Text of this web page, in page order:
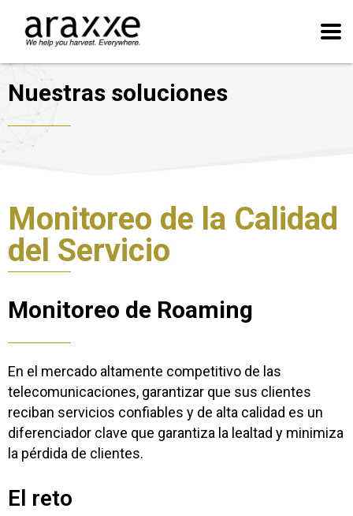
Nuestras soluciones
Monitoreo de la Calidad
del Servicio
Monitoreo de Roaming
En el mercado altamente competitivo de las
telecomunicaciones, garantizar que sus clientes
reciban servicios confiables y de alta calidad es un
diferenciador clave que garantiza la lealtad y minimiza
la pérdida de clientes.
El reto